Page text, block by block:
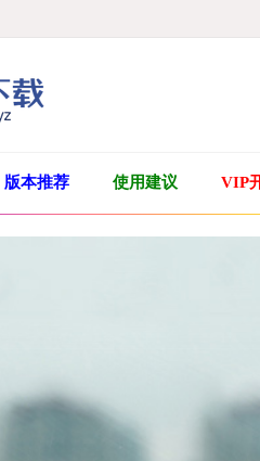
版本推荐 使用建议 VIP